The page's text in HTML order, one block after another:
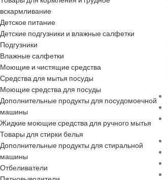
вскармливание
Детское питание
Детские подгузники и влажные салфетки
Подгузники
Влажные салфетки
Моющие и чистящие средства
Средства для мытья посуды
Моющие средства для посуды
Дополнительные продукты для посудомоечной
машины
Жидкие моющие средства для ручного мытья
Товары для стирки белья
Дополнительные продукты для стиральной
машины
Отбеливатели